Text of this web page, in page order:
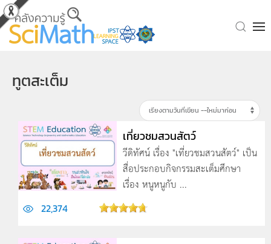
Skip to main content
ทูตสะเต็ม
เที่ยวชมสวนสัตว์
วีดิทัศน์ เรื่อง "เที่ยวชมสวนสัตว์" เป็น
สื่อประกอบกิจกรรมสะเต็มศึกษา
เรื่อง หนูหนูกับ ...
22,374